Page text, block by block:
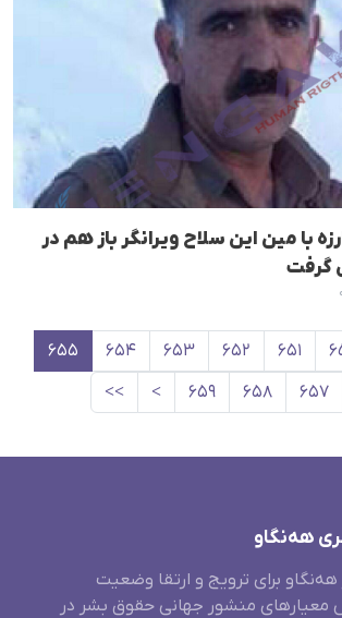
با مین این سلاح ویرانگر باز هم در
گرفت
۶۵۱ ۶۵۲ ۶۵۳ ۶۵۴
۶۵۵
۶۵۷ ۶۵۸ ۶۵۹ >
>>
هەنگاو
برای ترویج و ارتقا وضعیت
منشور جهانی حقوق بشر در